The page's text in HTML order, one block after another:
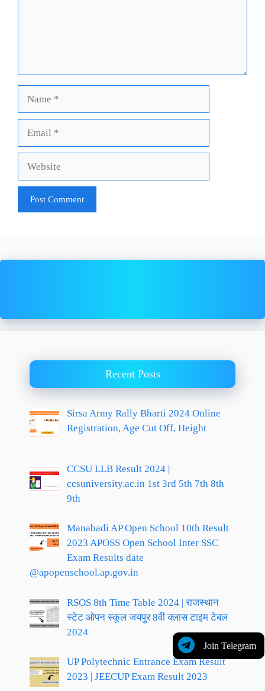
Join Telegram
Recent Posts
Sirsa Army Rally Bharti 2024 Online
Registration, Age Cut Off, Height
CCSU LLB Result 2024 |
ccsuniversity.ac.in 1st 3rd 5th 7th 8th
9th
Manabadi AP Open School 10th Result
2023 APOSS Open School Inter SSC
Exam Results date
@apopenschool.ap.gov.in
RSOS 8th Time Table 2024 | राजस्थान
स्टेट ओपन स्कूल जयपुर 8वी क्लास टाइम टेबल
2024
UP Polytechnic Entrance Exam Result
2023 | JEECUP Exam Result 2023